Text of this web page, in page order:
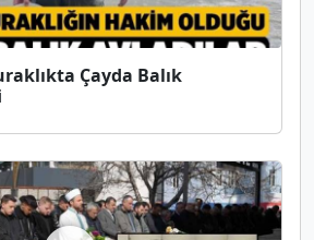
Çayda Balık